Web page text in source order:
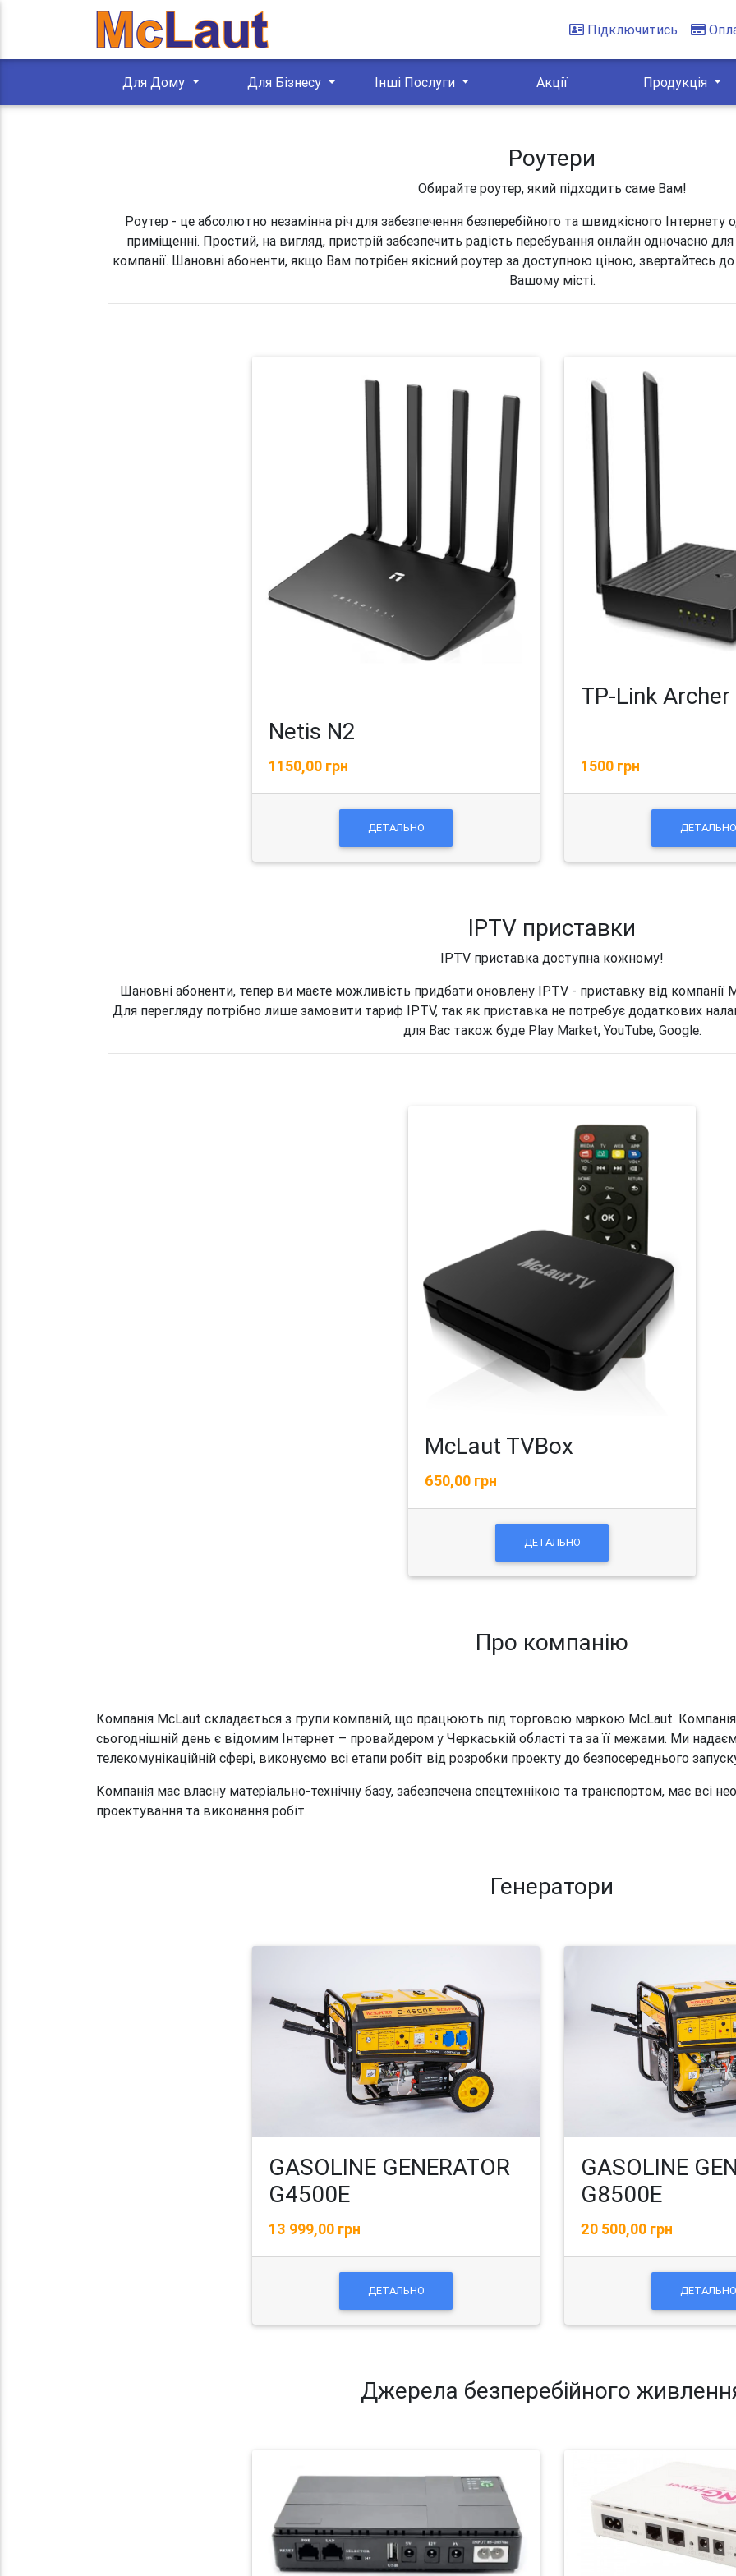
Підключитись
Для Дому Для Бізнесу Інші Послуги Акції Продукція
Роутери
Обирайте роутер, який підходить саме Вам!
Роутер - це абсолютно незамінна річ для забезпечення безперебійного та швидкісного
приміщенні. Простий, на вигляд, пристрій забезпечить радість перебування онлайн одночасно
компанії. Шановні абоненти, якщо Вам потрібен якісний роутер за доступною ціною, звертайтесь
Вашому місті.
Netis N2
1150,00 грн
ДЕТАЛЬНО
TP-Link Archer
1500 грн
ДЕТАЛЬНО
IPTV приставки
IPTV приставка доступна кожному!
Шановні абоненти, тепер ви маєте можливість придбати оновлену IPTV - приставку від
Для перегляду потрібно лише замовити тариф IPTV, так як приставка не потребує додаткових
для Вас також буде Play Market, YouTube, Google.
McLaut TVBox
650,00 грн
ДЕТАЛЬНО
Про компанію
Компанія McLaut складається з групи компаній, що працюють під торговою маркою McLaut. Компанія
сьогоднішній день є відомим Інтернет – провайдером у Черкаській області та за її межами. Ми
телекомунікаційній сфері, виконуємо всі етапи робіт від розробки проекту до безпосереднього
Компанія має власну матеріально-технічну базу, забезпечена спецтехнікою та транспортом, має всі
проектування та виконання робіт.
Генератори
GASOLINE GENERATOR
G4500E
13 999,00 грн
ДЕТАЛЬНО
GASOLINE
G8500E
20 500,00 грн
ДЕТАЛЬНО
Джерела безперебійного